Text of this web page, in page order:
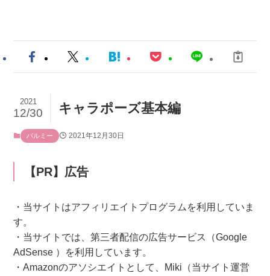
キャラポーズ基本編
2021
12/30
パルミー 2021年12月30日
【PR】広告
・当サイトはアフィリエイトプログラムを利用していま
す。
・当サイトでは、第三者配信の広告サービス（Google
AdSense ）を利用しています。
・Amazonのアソシエイトとして、Miki（当サイト運営